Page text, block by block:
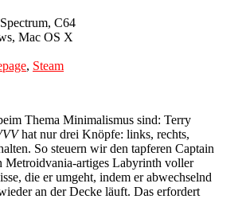
C64
Mac OS X
, Steam
Thema Minimalismus sind: Terry
hat nur drei Knöpfe: links, rechts,
So steuern wir den tapferen Captain
Metroidvania-artiges Labyrinth voller
die er umgeht, indem er abwechselnd
an der Decke läuft. Das erfordert